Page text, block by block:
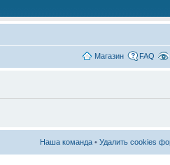
Магазин FAQ
Наша команда • Удалить cookies